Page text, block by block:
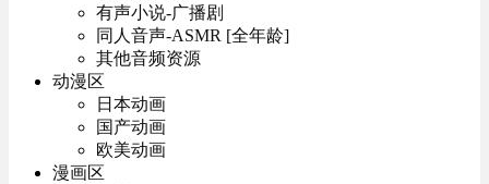
有声小说-广播剧
同人音声-ASMR [全年龄]
其他音频资源
动漫区
日本动画
国产动画
欧美动画
漫画区